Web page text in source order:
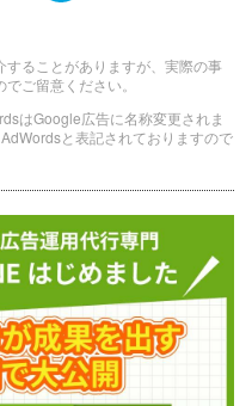
ることがありますが、実際の事
ご留意ください。
はGoogle広告に名称変更されま
と表記されておりますので